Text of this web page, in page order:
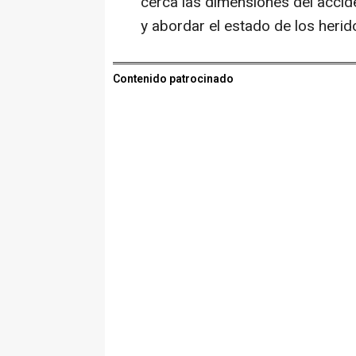
y abordar el estado de los
Contenido patrocinado